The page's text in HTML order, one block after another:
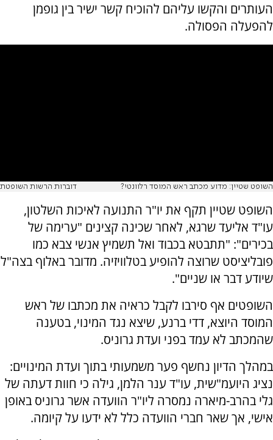
העותרים והקשו עליהם להוכיח קשר ישיר בין גופמן
להפעלה הפסולה.
השופט שטיין: מדוע מכתב ראש המוסד רלוונטי? דוברות הרשות השופטת
השופט שטיין תקף את יו"ר התנועה לאיכות השלטון,
עו"ד אליעד שרגא, לאחר שכינה קצינים "ערימה של
בכירים": "תתבטא בכבוד ואל תשמיץ אנשי צבא כמו
פובליציסט שרוצה להופיע בטלוויזיה. מדובר באלוף בצה"ל
שיודע דבר או שניים".
השופטים אף סירבו לקבל כראיה את מכתבו של ראש
המוסד היוצא, דדי ברנע, שיצא נגד המינוי, בטענה
שהמכתב לא עמד בפני ועדת גרוניס.
במהלך הדיון נחשף פער משמעותי בתוך ועדת המינויים:
נציג היועמ"שית, עו"ד ענר הלמן, גילה כי חוות דעתה של
גלי בהרב-מיארה נמסרה ליו"ר הוועדה אשר גרוניס באופן
אישי, אך שאר חברי הוועדה כלל לא ידעו על קיומה.